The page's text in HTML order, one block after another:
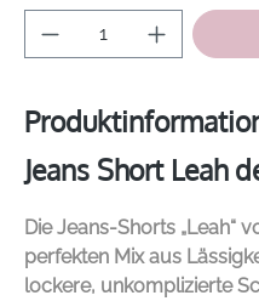
Produkt Anzahl:
Jeans Short Leah
Die Jeans-Shorts „Leah“
perfekten Mix aus
lockere, unkomplizierte